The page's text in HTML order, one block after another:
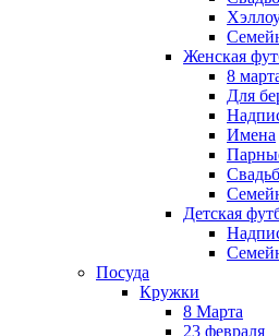
Женская
8
Для
Имена
Детская
Посуда
Кружки
8 Марта
23 февраля